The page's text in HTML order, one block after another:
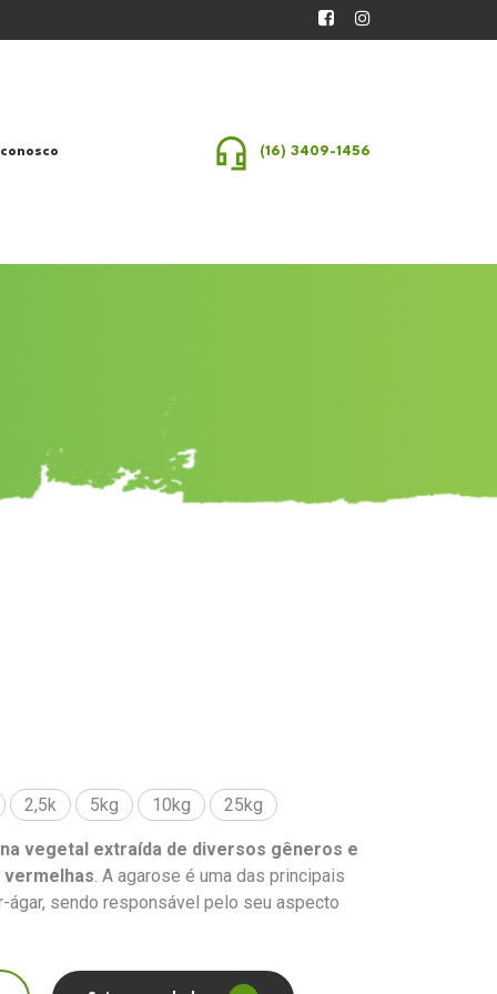
(16) 3409-1456
2,5k 5kg 10kg 25kg
vegetal extraída de diversos gêneros e
vermelhas. A agarose é uma das principais
ágar, sendo responsável pelo seu aspecto